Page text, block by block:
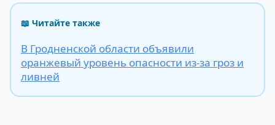
📖 Читайте также
В Гродненской области объявили
оранжевый уровень опасности из-за гроз и
ливней